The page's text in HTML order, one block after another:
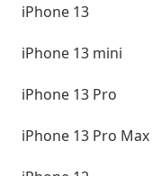
iPhone 13
iPhone 13 mini
iPhone 13 Pro
iPhone 13 Pro Max